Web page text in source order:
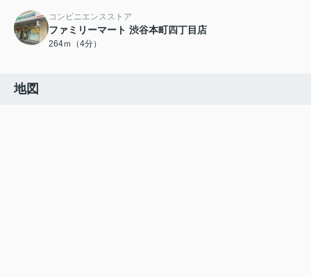
コンビニエンスストア
ファミリーマート 渋谷本町四丁目店
264ｍ（4分）
地図